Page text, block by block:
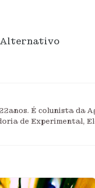
Alternativo
É colunista da
de Experimental,